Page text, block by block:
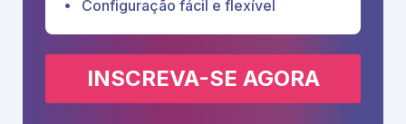
Configuração fácil e flexível
INSCREVA-SE AGORA